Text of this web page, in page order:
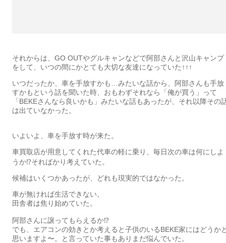
それからは、GO OUTやグルキャンなどで阿部さんと沢山キャンプ
をして、いつの間にかとても大切な友達になっていた↑↑↑
いつだったか、車を手放すかも…みたいな話から、阿部さんも手放
すかもという話を聞いた時、おもわずそれなら「俺が買う」って
「BEKEさんなら良いかも」みたいな話もあったが、それ以降その
は出ていなかった。
いよいよ、車を手放す時が来た。
車買取店が用意してくれた代車の軽に乗り、毎日次の車は何にしよ
うか⁉︎そればかり考えていた。
候補はいくつかあったが、どれも現実的ではなかった。
車が無ければ生活できない。
田舎者は焦り始めていた。
阿部さんに譲ってもらえるか⁉︎
でも、エアコンの効きとか考えると子供のいるBEKE家にはどうか
思いますよ〜。と言っていた事もありまだ悩んでいた。